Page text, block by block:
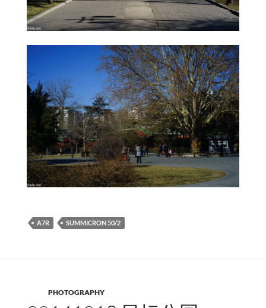
A7R SUMMICRON 50/2
PHOTOGRAPHY